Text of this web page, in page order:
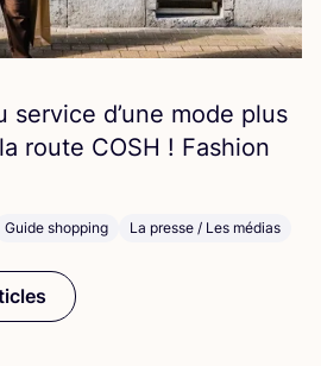
ser­vice d’une mode plus
route COSH ! Fashion
Guide shopping La presse / Les médias